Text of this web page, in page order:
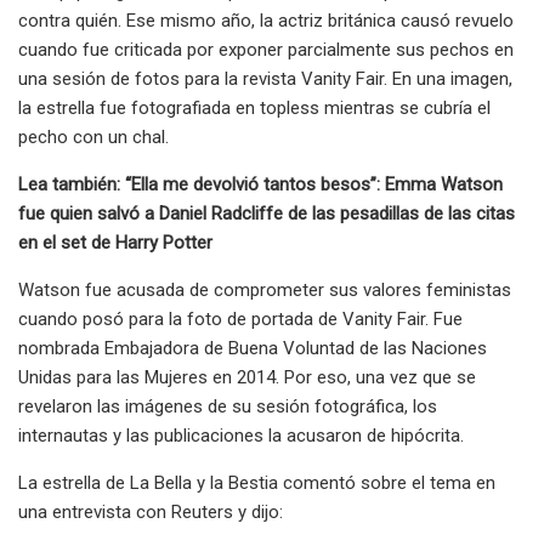
contra quién. Ese mismo año, la actriz británica causó revuelo
cuando fue criticada por exponer parcialmente sus pechos en
una sesión de fotos para la revista Vanity Fair. En una imagen,
la estrella fue fotografiada en topless mientras se cubría el
pecho con un chal.
Lea también: “Ella me devolvió tantos besos”: Emma Watson
fue quien salvó a Daniel Radcliffe de las pesadillas de las citas
en el set de Harry Potter
Watson fue acusada de comprometer sus valores feministas
cuando posó para la foto de portada de Vanity Fair. Fue
nombrada Embajadora de Buena Voluntad de las Naciones
Unidas para las Mujeres en 2014. Por eso, una vez que se
revelaron las imágenes de su sesión fotográfica, los
internautas y las publicaciones la acusaron de hipócrita.
La estrella de La Bella y la Bestia comentó sobre el tema en
una entrevista con Reuters y dijo: